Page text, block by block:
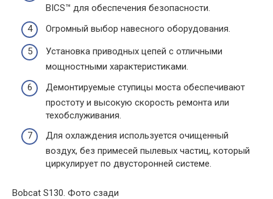
BICS™ для обеспечения безопасности.
Огромный выбор навесного оборудования.
Установка приводных цепей с отличными
мощностными характеристиками.
Демонтируемые ступицы моста обеспечивают
простоту и высокую скорость ремонта или
техобслуживания.
Для охлаждения используется очищенный
воздух, без примесей пылевых частиц, который
циркулирует по двусторонней системе.
Bobcat S130. Фото сзади